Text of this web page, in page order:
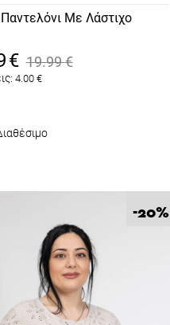
Με Λάστιχο
€ 19.99€
4.00 €
-20%